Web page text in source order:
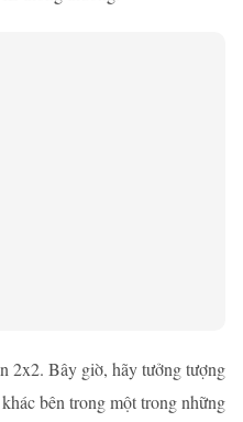
2x2. Bây giờ, hãy tưởng tượng
bên trong một trong những